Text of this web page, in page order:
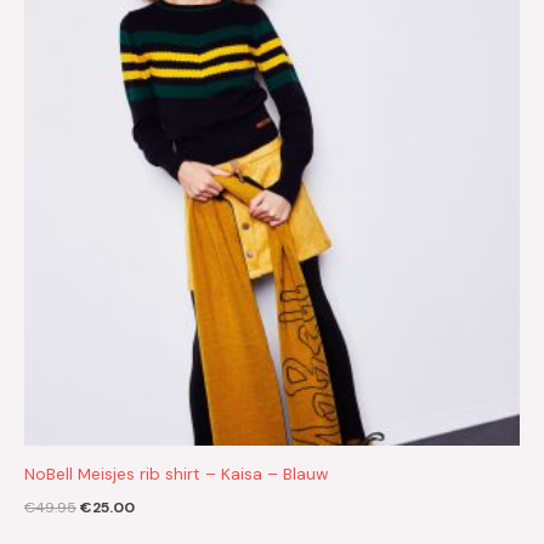
NoBell Meisjes rib shirt – Kaisa – Blauw
€49.95
€49.95.
€25.00
€25.00.